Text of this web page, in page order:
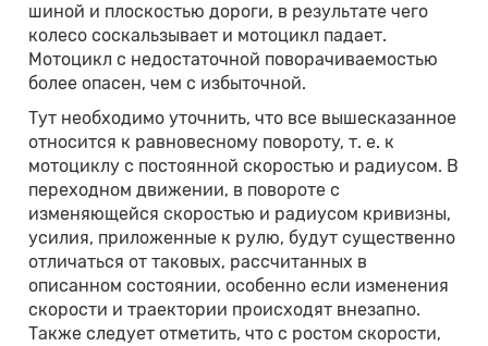
шиной и плоскостью дороги, в результате чего
колесо соскальзывает и мотоцикл падает.
Мотоцикл с недостаточной поворачиваемостью
более опасен, чем с избыточной.
Тут необходимо уточнить, что все вышесказанное
относится к равновесному повороту, т. е. к
мотоциклу с постоянной скоростью и радиусом. В
переходном движении, в повороте с
изменяющейся скоростью и радиусом кривизны,
усилия, приложенные к рулю, будут существенно
отличаться от таковых, рассчитанных в
описанном состоянии, особенно если изменения
скорости и траектории происходят внезапно.
Также следует отметить, что с ростом скорости,